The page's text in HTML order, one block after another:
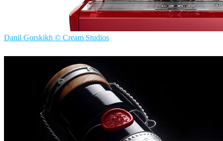
Danil Gorskikh © Cream Studios
Product Design